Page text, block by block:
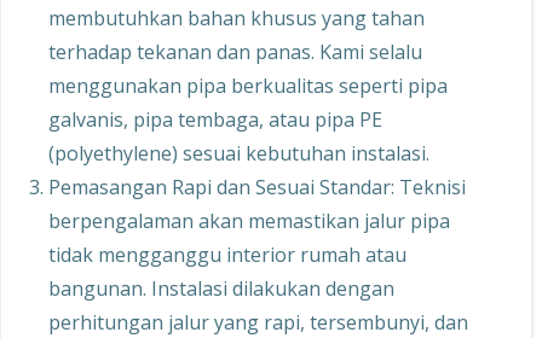
membutuhkan bahan khusus yang tahan
terhadap tekanan dan panas. Kami selalu
menggunakan pipa berkualitas seperti pipa
galvanis, pipa tembaga, atau pipa PE
(polyethylene) sesuai kebutuhan instalasi.
Pemasangan Rapi dan Sesuai Standar: Teknisi
berpengalaman akan memastikan jalur pipa
tidak mengganggu interior rumah atau
bangunan. Instalasi dilakukan dengan
perhitungan jalur yang rapi, tersembunyi, dan